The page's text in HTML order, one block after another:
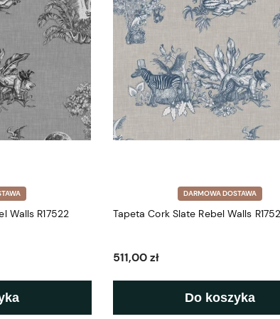
Walls R17522
DARMOWA DOSTAWA
Tapeta Cork Slate Rebel Walls
511,00 zł
Do koszyka